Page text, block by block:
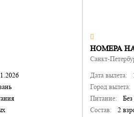
НОМЕРА
Санкт-
Дата вылета:
Город вылета:
Питание:
Состав:
2